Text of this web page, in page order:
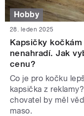
Hobby
28. leden 2025
Kapsičky
nenahradí. Jak
cenu?
Co je pro kočku
kapsička z
chovatel by měl
maso.